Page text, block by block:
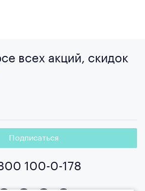
всех акций, скидок
Подписаться
100-0-178